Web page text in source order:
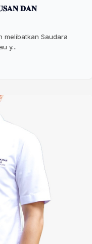
𝐃𝐀𝐍
melibatkan Saudara
y...